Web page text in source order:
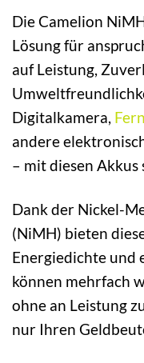
Die Camelion
Lösung für
auf Leistung,
Digitalkamera,
andere
– mit diesen Akkus
Dank der Nickel-
(NiMH) bieten
Energiedichte und
können mehrfach
ohne an Leistung
nur Ihren